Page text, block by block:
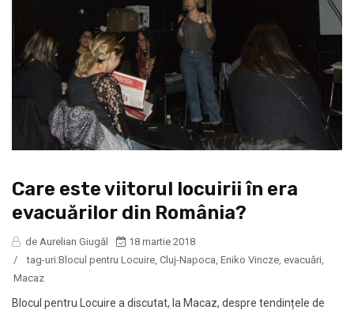
Care este viitorul locuirii în era
evacuărilor din România?
de Aurelian Giugăl
18 martie 2018
/
tag-uri:Blocul pentru Locuire, Cluj-Napoca, Eniko Vincze, evacuări,
Macaz
Blocul pentru Locuire a discutat, la Macaz, despre tendințele de